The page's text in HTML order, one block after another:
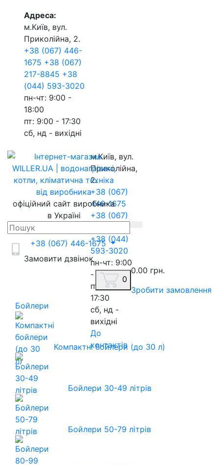
Адреса:
м.Київ, вул.
Приколійна, 2.
+38 (067) 446-
1675 +38 (067)
217-8845 +38
(044) 593-3020
пн-чт: 9:00 -
18:00
пт: 9:00 - 17:30
сб, нд - вихідні
м.Київ, вул.
Приколійна,
2.
+38 (067)
446-1675
+38 (067)
+38 (044)
593-3020
пн-чт: 9:00
- 18:00
пт: 9:00 -
17:30
сб, нд -
вихідні
До
контактів
офіційний сайт виробника
в Україні
+38 (067) 446-1675
Замовити дзвінок
0
0.00 грн.
Зробити замовлення
Бойлери
Компактні бойлери (до 30 л)
Бойлери 30-49 літрів
Бойлери 50-79 літрів